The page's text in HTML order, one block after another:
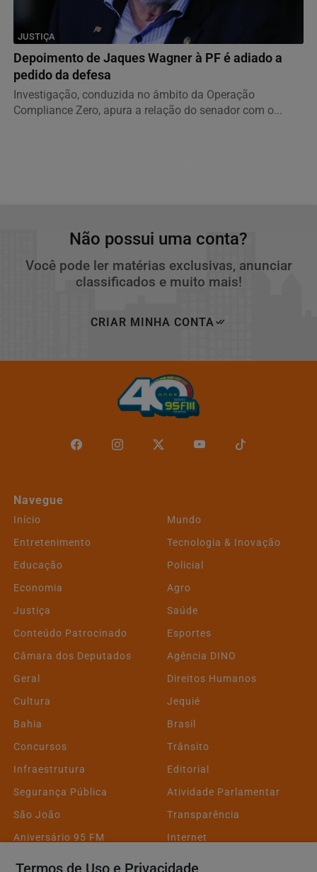
JUSTIÇA
Depoimento de Jaques Wagner à PF é adiado a
pedido da defesa
Investigação, conduzida no âmbito da Operação
Compliance Zero, apura a relação do senador com o...
Não possui uma conta?
Você pode ler matérias exclusivas, anunciar
classificados e muito mais!
CRIAR MINHA CONTA
Navegue
Início
Mundo
Entretenimento
Tecnologia & Inovação
Educação
Policial
Economia
Agro
Justiça
Saúde
Conteúdo Patrocinado
Esportes
Câmara dos Deputados
Agência DINO
Geral
Direitos Humanos
Cultura
Jequié
Bahia
Brasil
Concursos
Trânsito
Infraestrutura
Editorial
Segurança Pública
Atividade Parlamentar
São João
Transparência
Aniversário 95 FM
Internet
Termos de Uso e Privacidade